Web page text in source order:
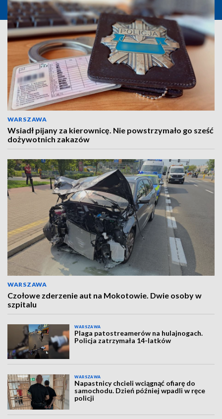
WARSZAWA
Wsiadł pijany za kierownicę. Nie powstrzymało go sześć
dożywotnich zakazów
WARSZAWA
Czołowe zderzenie aut na Mokotowie. Dwie osoby w
szpitalu
WARSZAWA
Plaga patostreamerów na hulajnogach.
Policja zatrzymała 14-latków
WARSZAWA
Napastnicy chcieli wciągnąć ofiarę do
samochodu. Dzień później wpadli w ręce
policji